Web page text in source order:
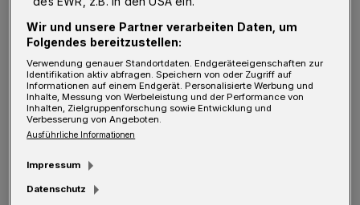
Foto: Ralf Silberkuhl
W uppertal-Entdeckerinnen und -
Entdecker machen im
Doppeldeckerbus Bekanntschaft mit der
weltberühmten Schwebebahn, die auf Teilen
Wir und unsere Partner verarbeiten Daten, um
Folgendes bereitzustellen:
Verwendung genauer Standortdaten. Endgeräteeigenschaften zur
Identifikation aktiv abfragen. Speichern von oder Zugriff auf
Informationen auf einem Endgerät. Personalisierte Werbung und
Inhalte, Messung von Werbeleistung und der Performance von
Inhalten, Zielgruppenforschung sowie Entwicklung und
Verbesserung von Angeboten.
Ausführliche Informationen
Impressum
Datenschutz